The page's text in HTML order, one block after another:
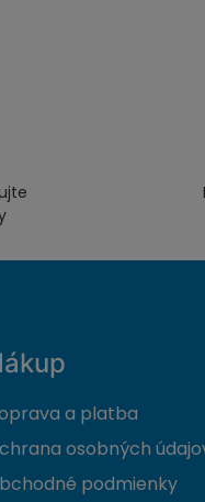
a platba
osobných
podmienky